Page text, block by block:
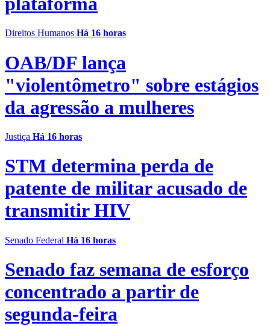
Direitos Humanos Há 16 horas
OAB/DF lança
"violentômetro" sobre estágios
da agressão a mulheres
Justiça Há 16 horas
STM determina perda de
patente de militar acusado de
transmitir HIV
Senado Federal Há 16 horas
Senado faz semana de esforço
concentrado a partir de
segunda-feira